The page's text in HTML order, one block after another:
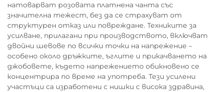
натоварват розовата платнена чанта със
значителна тежест, без да се страхуват от
структурен отказ или повреждане. Техниките за
усилване, прилагани при производството, включват
двойни шевове по всички точки на напрежение –
особено около дръжките, ъглите и прикачването на
джобовете, където напрежението обикновено се
концентрира по време на употреба. Тези усилени
участъци са изработени с нишки с висока здравина,